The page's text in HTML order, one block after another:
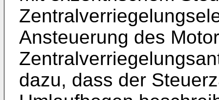
Ansteuerung des
dazu, dass der